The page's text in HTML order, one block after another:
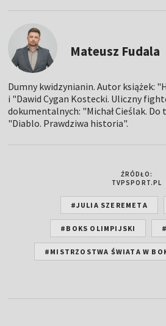
Mateusz Fudala
Dumny kwidzynianin. Autor książek:
i "Dawid Cygan Kostecki. Uliczny
dokumentalnych: "Michał Cieślak. Do
"Diablo. Prawdziwa historia".
ŹRÓDŁO:
TVPSPORT.PL
#JULIA SZEREMETA
#BOKS OLIMPIJSKI
#MISTRZOSTWA ŚWIATA W